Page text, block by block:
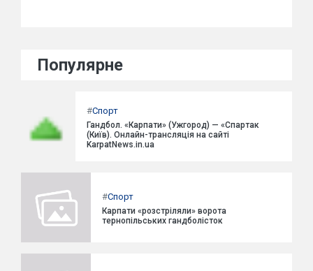
Популярне
#Спорт
Гандбол. «Карпати» (Ужгород) — «Спартак
(Київ). Онлайн-трансляція на сайті
KarpatNews.in.ua
#Спорт
Карпати «розстріляли» ворота
тернопільських гандболісток